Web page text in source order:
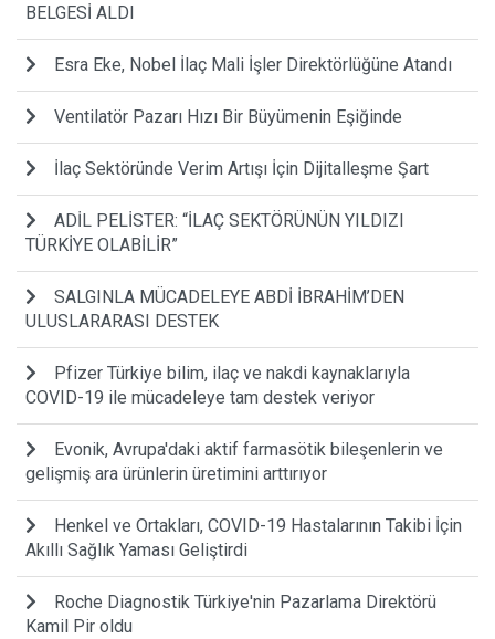
BELGESİ ALDI
Esra Eke, Nobel İlaç Mali İşler Direktörlüğüne Atandı
Ventilatör Pazarı Hızı Bir Büyümenin Eşiğinde
İlaç Sektöründe Verim Artışı İçin Dijitalleşme Şart
ADİL PELİSTER: “İLAÇ SEKTÖRÜNÜN YILDIZI
TÜRKİYE OLABİLİR”
SALGINLA MÜCADELEYE ABDİ İBRAHİM’DEN
ULUSLARARASI DESTEK
Pfizer Türkiye bilim, ilaç ve nakdi kaynaklarıyla
COVID-19 ile mücadeleye tam destek veriyor
Evonik, Avrupa'daki aktif farmasötik bileşenlerin ve
gelişmiş ara ürünlerin üretimini arttırıyor
Henkel ve Ortakları, COVID-19 Hastalarının Takibi İçin
Akıllı Sağlık Yaması Geliştirdi
Roche Diagnostik Türkiye'nin Pazarlama Direktörü
Kamil Pir oldu